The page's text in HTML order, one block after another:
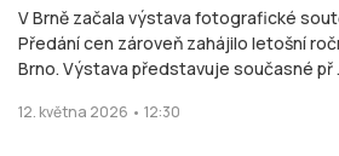
V Brně začala výstava fotografické
Předání cen zároveň zahájilo letošní
Brno. Výstava představuje současné př
12. května 2026 • 12:30